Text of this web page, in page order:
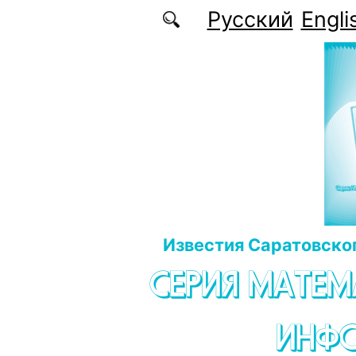
Перейти к основному содержаниюРусский
Известия
СЕРИЯ